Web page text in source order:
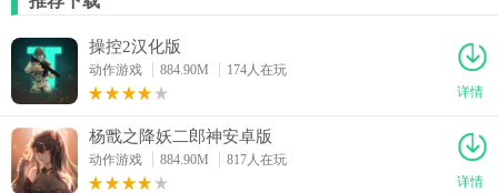
操控2汉化版
动作游戏 884.90M
174人在玩
详情
杨戬之降妖二郎神安卓版
动作游戏 884.90M
817人在玩
详情